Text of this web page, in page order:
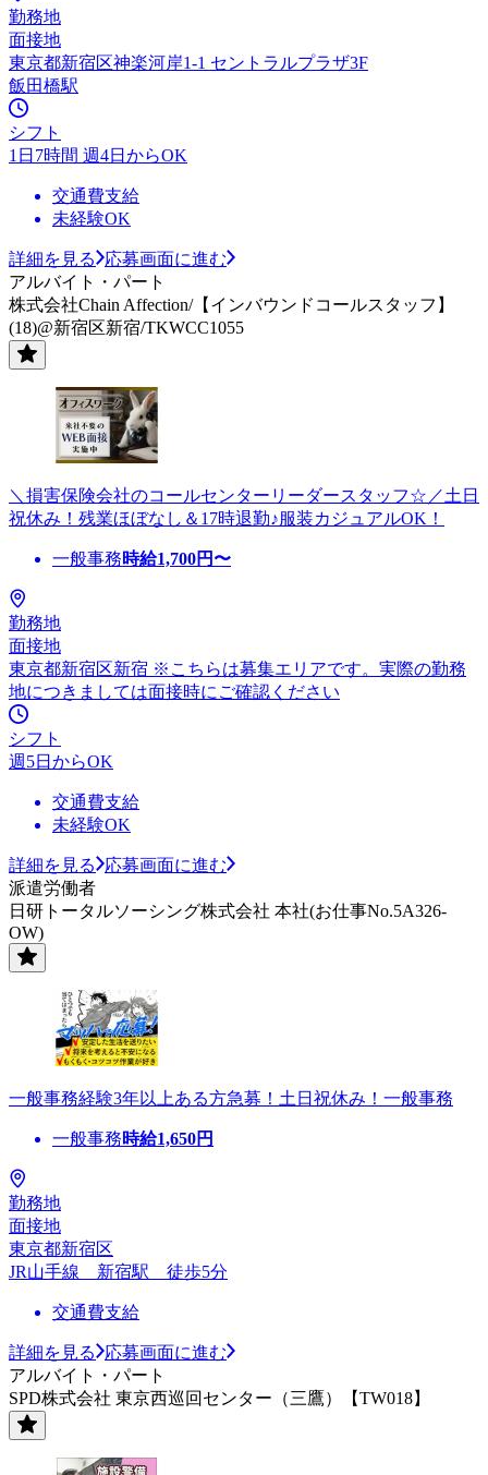
勤務地
面接地
東京都新宿区神楽河岸1-1 セントラルプラザ3F
飯田橋駅
シフト
1日7時間 週4日からOK
交通費支給
未経験OK
詳細を見る
応募画面に進む
アルバイト・パート
株式会社Chain Affection/【インバウンドコールスタッフ】
(18)@新宿区新宿/TKWCC1055
＼損害保険会社のコールセンターリーダースタッフ☆／土日
祝休み！残業ほぼなし＆17時退勤♪服装カジュアルOK！
一般事務時給1,700円〜
勤務地
面接地
東京都新宿区新宿 ※こちらは募集エリアです。実際の勤務
地につきましては面接時にご確認ください
シフト
週5日からOK
交通費支給
未経験OK
詳細を見る
応募画面に進む
派遣労働者
日研トータルソーシング株式会社 本社(お仕事No.5A326-
OW)
一般事務経験3年以上ある方急募！土日祝休み！一般事務
一般事務時給1,650円
勤務地
面接地
東京都新宿区
JR山手線 新宿駅 徒歩5分
交通費支給
詳細を見る
応募画面に進む
アルバイト・パート
SPD株式会社 東京西巡回センター（三鷹）【TW018】